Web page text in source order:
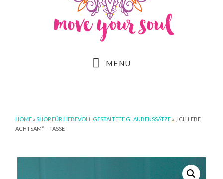
MENU
HOME »SHOP FÜR LIEBEVOLL GESTALTETE GLAUBENSSÄTZE » „ICH LEBE
ACHTSAM“ – TASSE